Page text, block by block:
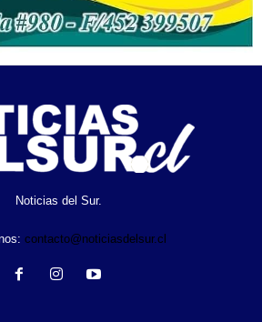
Noticias del Sur.
contacto@noticiasdelsur.cl